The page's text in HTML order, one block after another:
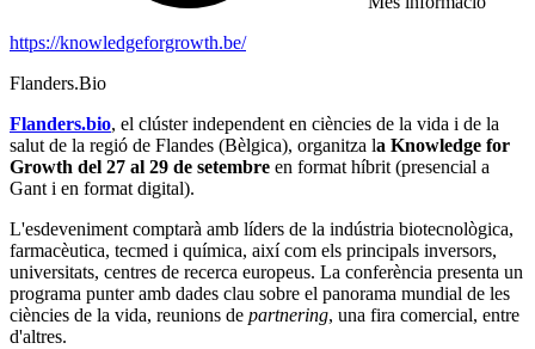
https://knowledgeforgrowth.be/
Flanders.Bio
Flanders.bio, el clúster independent en ciències de la vida i de la
salut de la regió de Flandes (Bèlgica), organitza la Knowledge for
Growth del 27 al 29 de setembre en format híbrit (presencial a
Gant i en format digital).
L'esdeveniment comptarà amb líders de la indústria biotecnològica,
farmacèutica, tecmed i química, així com els principals inversors,
universitats, centres de recerca europeus. La conferència presenta un
programa punter amb dades clau sobre el panorama mundial de les
ciències de la vida, reunions de partnering, una fira comercial, entre
d'altres.